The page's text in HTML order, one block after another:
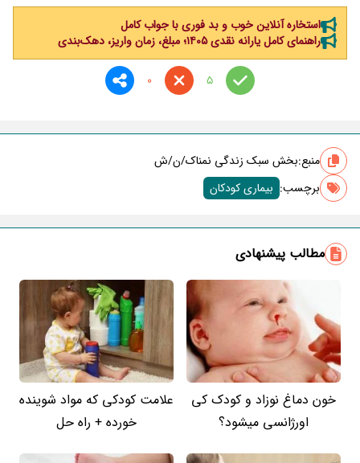
استخاره آنلاین خوب و بد فوری با جواب کامل
راهنمای کامل یارانه نقدی ۱۴۰۵؛ مبلغ، زمان واریز، دهک‌بندی
5
0
منبع:بخش سبک زندگی نمناک/ن/ش
برچسب‌: بیماری کودکان
مطالب پیشنهادی
خون دماغ نوزاد و کودک کی
اورژانسی میشود؟
علامت کودکی که مواد شوینده
خورده + راه حل